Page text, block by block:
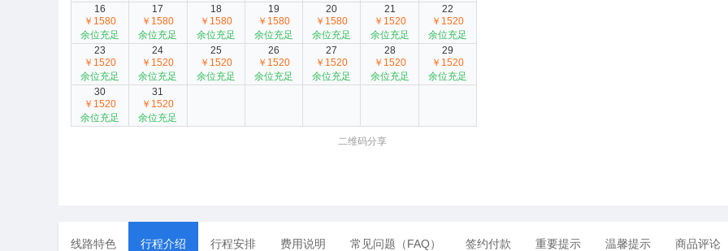
16
￥1580
余位充足
17
￥1580
余位充足
18
￥1580
余位充足
19
￥1580
余位充足
20
￥1580
余位充足
21
￥1520
余位充足
22
￥1520
余位充足
23
￥1520
余位充足
24
￥1520
余位充足
25
￥1520
余位充足
26
￥1520
余位充足
27
￥1520
余位充足
28
￥1520
余位充足
29
￥1520
余位充足
30
￥1520
余位充足
31
￥1520
余位充足
二维码分享
线路特色 行程介绍 行程安排 费用说明 常见问题（FAQ） 签约付款 重要提示 温馨提示 商品评论